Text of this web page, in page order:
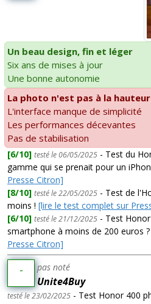
Un beau design, fin et léger
Six ans de mises à jour
Une bonne autonomie
La photo n'est pas à la hauteur
L'interface manque de simplicité
Les performances décevantes
Pas de stabilisation
[6/10] testé le 06/05/2025 - Test du
gamme qui se prenait pour un
Presse Citron]
[8/10] testé le 22/05/2025 - Test de
moins ! [lire le test complet sur
[6/10] testé le 21/12/2025 - Test
smartphone à moins de 200 euros ?
Presse Citron]
- pas noté
Unite4Buy
testé le 23/02/2025 - Test Honor 400